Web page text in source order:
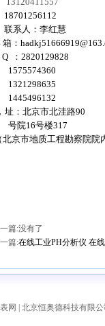
系人：李红慧
箱：
：2820129828
址：北京市北洼路90
院16号楼317
北京市地质工程勘察院院
篇:没有了
篇:在线工业PH分析仪 在
网 北京恒奥德科技有限